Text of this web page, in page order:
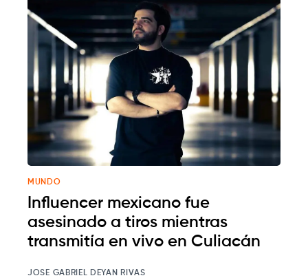
MUNDO
Influencer mexicano fue
asesinado a tiros mientras
transmitía en vivo en Culiacán
JOSE GABRIEL DEYAN RIVAS